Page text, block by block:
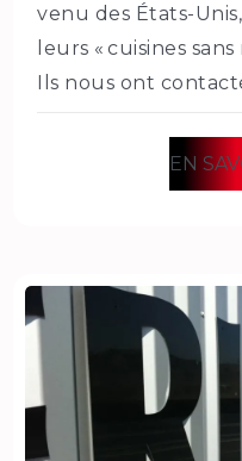
venu des États-
leurs « cuisines
Ils nous ont
EN